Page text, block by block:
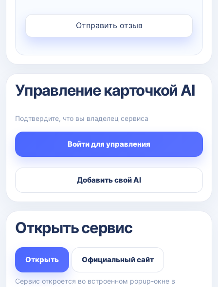
Управление карточкой AI
Подтвердите, что вы владелец сервиса
Войти для управления
Добавить свой AI
Открыть сервис
Открыть Официальный сайт
Сервис откроется во встроенном popup-окне в